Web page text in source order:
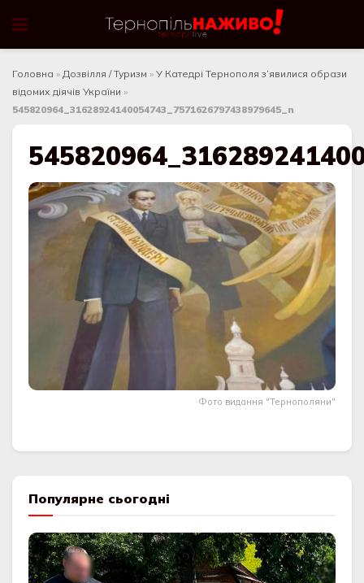
Головна » Дозвілля / Туризм » У Катедрі Тернополя з’явилися образи
відомих діячів України »
545820964_31628924140054743_7571626797438979645_n
Фото видання "Тернополяни"
Популярне сьогодні